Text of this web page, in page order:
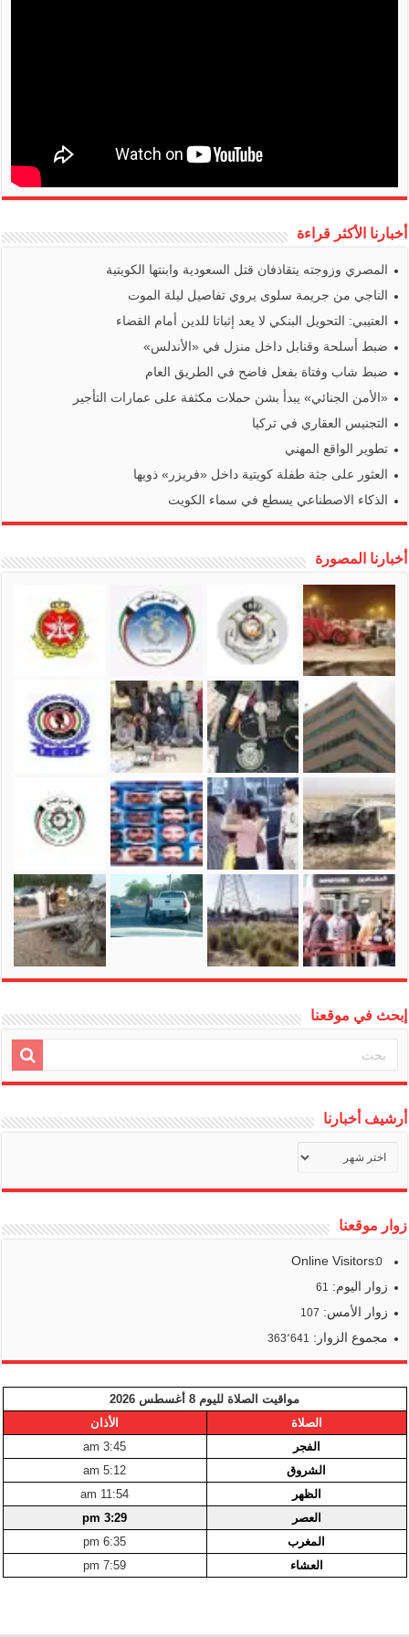
أخبارنا الأكثر قراءة
المصري وزوجته يتقاذفان قتل السعودية وابنتها الكويتية
الناجي من جريمة سلوى يروي تفاصيل ليلة الموت
العتيبي: التحويل البنكي لا يعد إثباتا للدين أمام القضاء
ضبط أسلحة وقنابل داخل منزل في «الأندلس»
ضبط شاب وفتاة بفعل فاضح في الطريق العام
«الأمن الجنائي» يبدأ بشن حملات مكثفة على عمارات التأجير
التجنيس العقاري في تركيا
تطوير الواقع المهني
العثور على جثة طفلة كويتية داخل «فريزر» ذويها
الذكاء الاصطناعي يسطع في سماء الكويت
أخبارنا المصورة
إبحث في موقعنا
أرشيف أخبارنا
أرشيف
أخبارنا
زوار موقعنا
Online Visitors:
0
زوار اليوم: 61
زوار الأمس: 107
مجموع الزوار: 363٬641
مواقيت الصلاة لليوم 8 أغسطس 2026
الصلاة
الأذان
الفجر
3:45 am
الشروق
5:12 am
الظهر
11:54 am
العصر
3:29 pm
المغرب
6:35 pm
العشاء
7:59 pm